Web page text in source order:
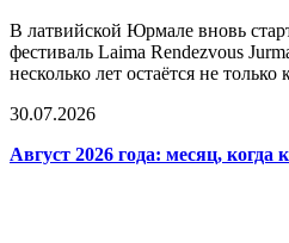
В латвийской Юрмале вновь
фестиваль Laima Rendezvous
несколько лет остаётся не
30.07.2026
Август 2026 года: месяц, когда